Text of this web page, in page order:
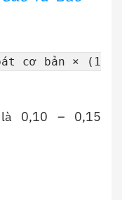
cơ bản × (1
0,10 – 0,15